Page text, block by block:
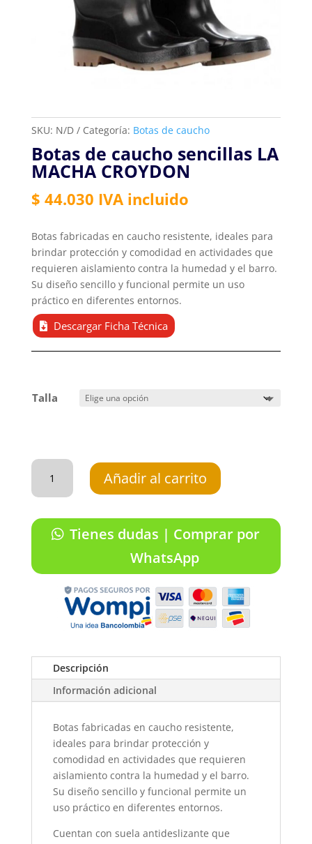
SKU: N/D Categoría: Botas de caucho
Botas de caucho sencillas LA
MACHA CROYDON
$ 44.030 IVA incluido
Botas fabricadas en caucho resistente, ideales para
brindar protección y comodidad en actividades que
requieren aislamiento contra la humedad y el barro.
Su diseño sencillo y funcional permite un uso
práctico en diferentes entornos.
Descargar Ficha Técnica
Talla
Botas
caucho
sencillas
MACHA
CROYDON
cantidad
Añadir al carrito
Tienes dudas | Comprar por
WhatsApp
Descripción
Información adicional
Botas fabricadas en caucho resistente,
ideales para brindar protección y
comodidad en actividades que requieren
aislamiento contra la humedad y el barro.
Su diseño sencillo y funcional permite un
uso práctico en diferentes entornos.
Cuentan con suela antideslizante que